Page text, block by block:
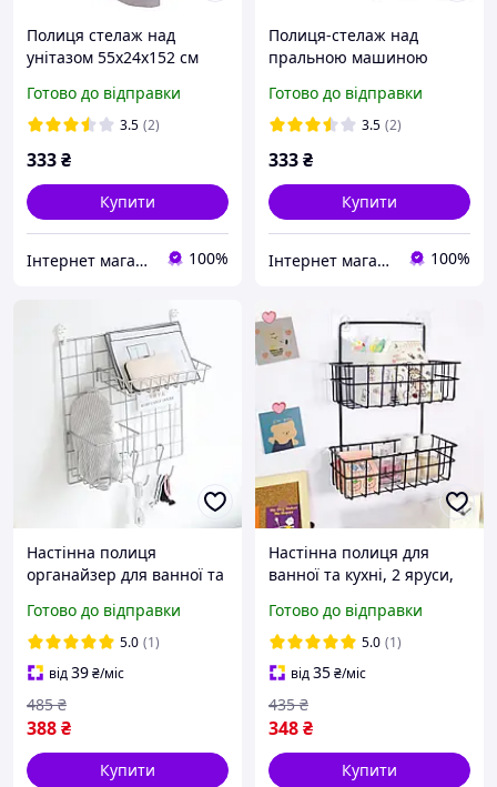
Полиця стелаж над
унітазом 55х24х152 см
Готово до відправки
3.5 (2)
333₴
Купити
Інтернет магазин DetoShop 100%
Полиця-стелаж над
пральною машиною
R30894
Готово до відправки
3.5 (2)
333₴
Купити
Інтернет магазин DetoShop 100%
Настінна полиця
органайзер для ванної та
Готово до відправки
5.0 (1)
від39₴/міс
388₴
485 ₴
Купити
Настінна полиця для
ванної та кухні, 2 яруси,
Готово до відправки
5.0 (1)
від35₴/міс
348₴
435 ₴
Купити